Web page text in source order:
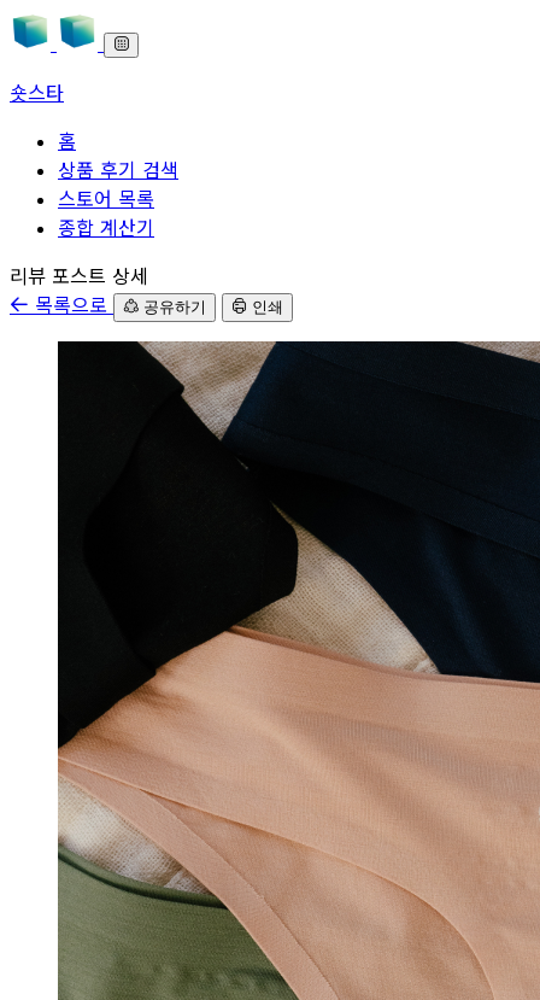
숏스타
홈
상품 후기 검색
스토어 목록
종합 계산기
본문으로 바로가기
리뷰 포스트 상세
목록으로
공유하기 인쇄